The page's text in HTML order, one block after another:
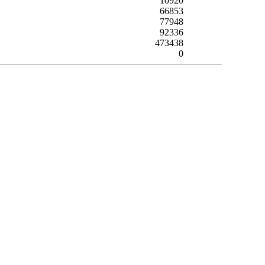
66853
77948
92336
473438
0